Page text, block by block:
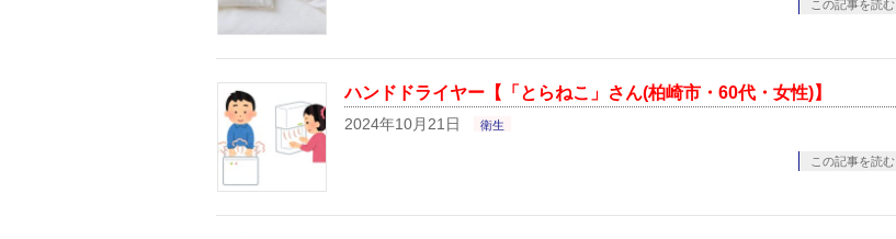
この記事を読む
ハンドドライヤー【「とらねこ」さん(柏崎市・60代・女性)】
2024年10月21日 衛生
この記事を読む